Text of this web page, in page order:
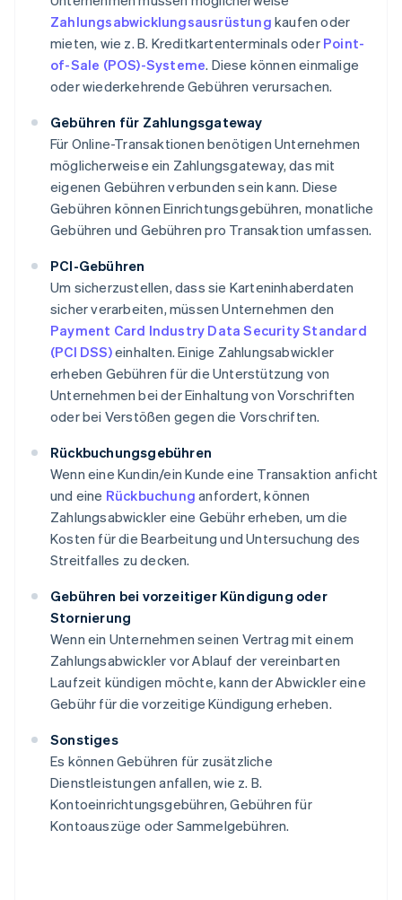
Zahlungsabwicklungsausrüstung kaufen oder
mieten, wie z. B. Kreditkartenterminals oder Point-
of-Sale (POS)-Systeme. Diese können einmalige
oder wiederkehrende Gebühren verursachen.
Gebühren für Zahlungsgateway
Für Online-Transaktionen benötigen Unternehmen
möglicherweise ein Zahlungsgateway, das mit
eigenen Gebühren verbunden sein kann. Diese
Gebühren können Einrichtungsgebühren, monatliche
Gebühren und Gebühren pro Transaktion umfassen.
PCI-Gebühren
Um sicherzustellen, dass sie Karteninhaberdaten
sicher verarbeiten, müssen Unternehmen den
Payment Card Industry Data Security Standard
(PCI DSS)einhalten. Einige Zahlungsabwickler
erheben Gebühren für die Unterstützung von
Unternehmen bei der Einhaltung von Vorschriften
oder bei Verstößen gegen die Vorschriften.
Rückbuchungsgebühren
Wenn eine Kundin/ein Kunde eine Transaktion anficht
und eine Rückbuchung anfordert, können
Zahlungsabwickler eine Gebühr erheben, um die
Kosten für die Bearbeitung und Untersuchung des
Streitfalles zu decken.
Gebühren bei vorzeitiger Kündigung oder
Stornierung
Wenn ein Unternehmen seinen Vertrag mit einem
Zahlungsabwickler vor Ablauf der vereinbarten
Laufzeit kündigen möchte, kann der Abwickler eine
Gebühr für die vorzeitige Kündigung erheben.
Sonstiges
Es können Gebühren für zusätzliche
Dienstleistungen anfallen, wie z. B.
Kontoeinrichtungsgebühren, Gebühren für
Kontoauszüge oder Sammelgebühren.